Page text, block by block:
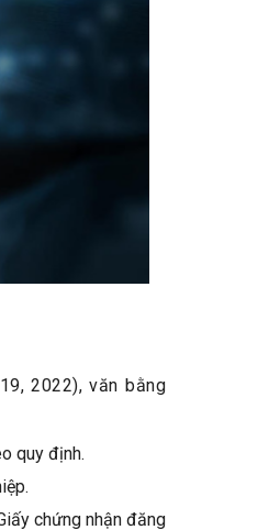
2022), văn bằng
quy định.
chứng nhận đăng